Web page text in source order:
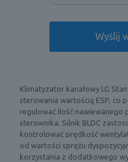
Klimatyzator kanałowy LG
sterowania wartością ESP, co
regulować ilość
sterownika. Silnik BLDC
kontrolować prędkość
od wartości sprężu
korzystania z dodatkowego